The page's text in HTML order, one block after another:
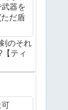
器を
だ盾
のそれ
ティ
可